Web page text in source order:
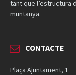
tant que l’estructura
muntanya.
CONTACTE
Plaça Ajuntament, 1